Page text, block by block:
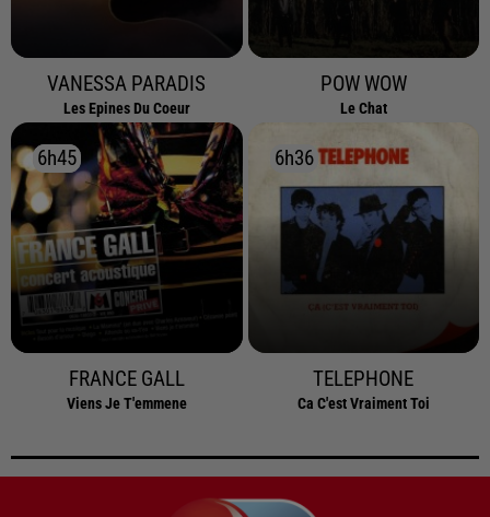
VANESSA PARADIS
Les Epines Du Coeur
POW WOW
Le Chat
6h45
6h45
FRANCE GALL
Viens Je T'emmene
6h36
6h36
TELEPHONE
Ca C'est Vraiment Toi